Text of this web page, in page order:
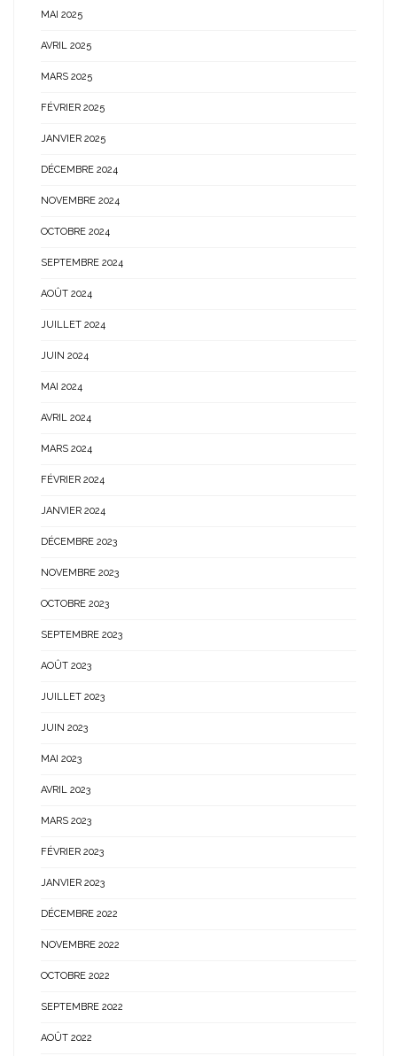
MAI 2025
AVRIL 2025
MARS 2025
FÉVRIER 2025
JANVIER 2025
DÉCEMBRE 2024
NOVEMBRE 2024
OCTOBRE 2024
SEPTEMBRE 2024
AOÛT 2024
JUILLET 2024
JUIN 2024
MAI 2024
AVRIL 2024
MARS 2024
FÉVRIER 2024
JANVIER 2024
DÉCEMBRE 2023
NOVEMBRE 2023
OCTOBRE 2023
SEPTEMBRE 2023
AOÛT 2023
JUILLET 2023
JUIN 2023
MAI 2023
AVRIL 2023
MARS 2023
FÉVRIER 2023
JANVIER 2023
DÉCEMBRE 2022
NOVEMBRE 2022
OCTOBRE 2022
SEPTEMBRE 2022
AOÛT 2022